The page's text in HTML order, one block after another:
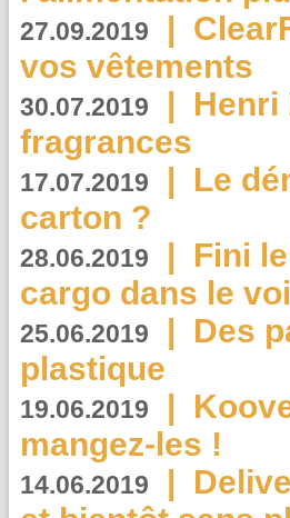
27.09.2019 |
vos vêtements
30.07.2019 | Henri
fragrances
17.07.2019 | Le
carton ?
28.06.2019 | Fini
cargo dans le
25.06.2019 | Des
plastique
19.06.2019 |
mangez-les !
14.06.2019 |